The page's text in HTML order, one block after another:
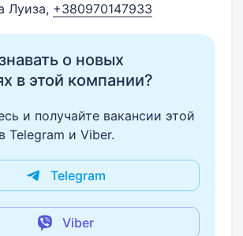
Луиза, +380970147933
о новых
в этой компании?
и получайте вакансии этой
Telegram и Viber.
Telegram
Viber